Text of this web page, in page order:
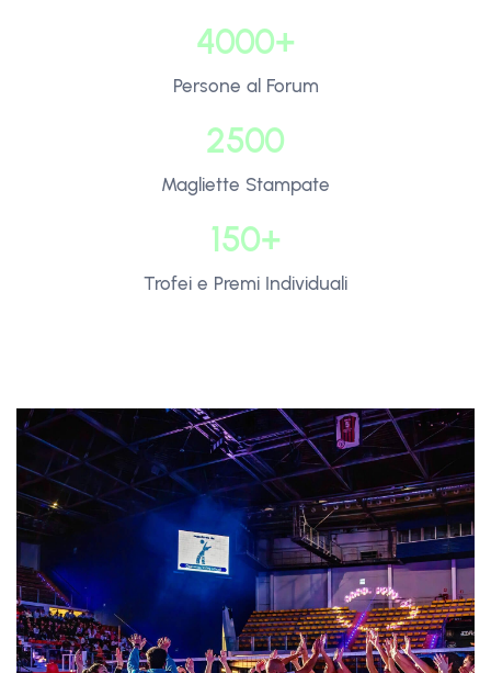
4000+
Persone al Forum
2500
Magliette Stampate
150+
Trofei e Premi Individuali